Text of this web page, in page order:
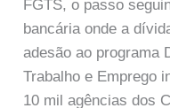
FGTS, o passo
bancária onde a
adesão ao programa
Trabalho e Emprego
10 mil agências dos